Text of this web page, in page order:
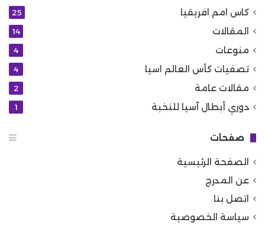
كاس امم افريقيا 25
المقالات 14
منوعات 4
تصفيات كأس العالم اسيا 4
مقالات عامة 2
دوري أبطال آسيا للنخبة 1
صفحات
الصفحة الرئيسية
عن المدرج
اتصل بنا
سياسة الخصوصية